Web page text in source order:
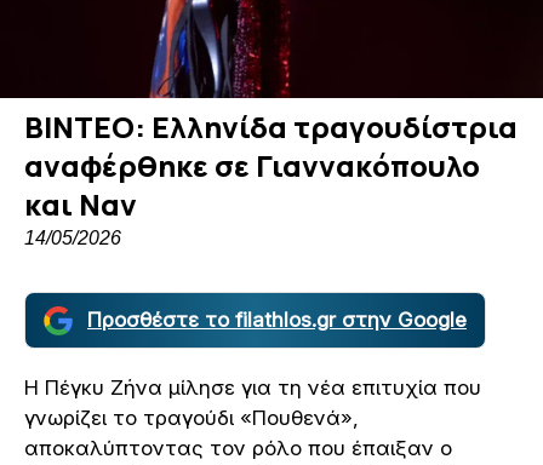
ΒΙΝΤΕΟ: Ελληνίδα τραγουδίστρια
αναφέρθηκε σε Γιαννακόπουλο
και Ναν
14/05/2026
Προσθέστε το filathlos.gr στην Google
Η Πέγκυ Ζήνα μίλησε για τη νέα επιτυχία που
γνωρίζει το τραγούδι «Πουθενά»,
αποκαλύπτοντας τον ρόλο που έπαιξαν ο